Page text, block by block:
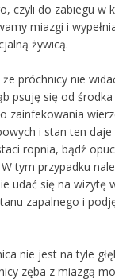
czyli do zabiegu w
miazgi i
żywicą.
próchnicy nie
psuję się od środka
zainfekowania
i stan ten
ropnia, bądź
tym przypadku
udać się na wizytę
zapalnego i
nie jest na tyle
zęba z miazgą